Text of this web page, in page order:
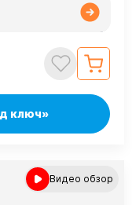
ключ»
Видео обзор